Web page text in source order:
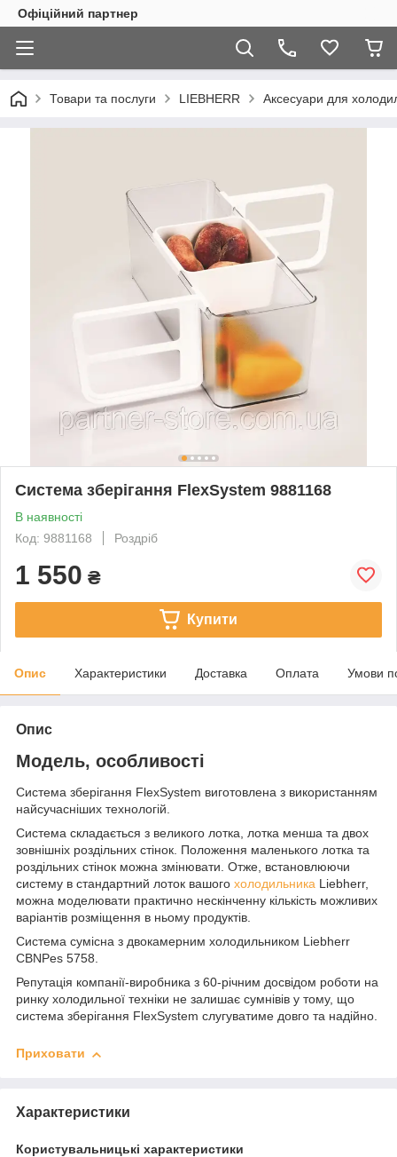
Офіційний партнер
Товари та послуги LIEBHERR Аксесуари для
Система зберігання FlexSystem 9881168
В наявності
Код: 9881168
Роздріб
1 550 ₴
Купити
Опис Характеристики Доставка Оплата Умови
Опис
Модель, особливості
Система зберігання FlexSystem виготовлена з використанням
найсучасніших технологій.
Система складається з великого лотка, лотка менша та двох
зовнішніх роздільних стінок. Положення маленького лотка та
роздільних стінок можна змінювати. Отже, встановлюючи
систему в стандартний лоток вашого холодильника Liebherr,
можна моделювати практично нескінченну кількість можливих
варіантів розміщення в ньому продуктів.
Система сумісна з двокамерним холодильником Liebherr
CBNPes 5758.
Репутація компанії-виробника з 60-річним досвідом роботи на
ринку холодильної техніки не залишає сумнівів у тому, що
система зберігання FlexSystem слугуватиме довго та надійно.
Приховати
Характеристики
Користувальницькі характеристики